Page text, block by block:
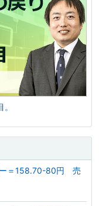
ー＝158.70-80円 売